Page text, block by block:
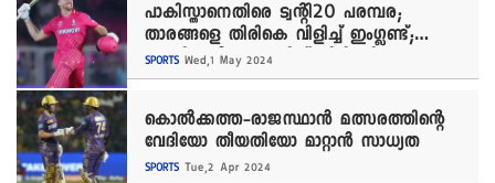
പാകിസ്താനെതിരെ ട്വന്റി20 പരമ്പര;
താരങ്ങളെ തിരികെ വിളിച്ച് ഇം​ഗ്ലണ്ട്;
ഐപിഎൽ പ്ലേഓഫിന് തിരിച്ചടിയാകും
SPORTS Wed,1 May 2024
കൊൽക്കത്ത-രാജസ്ഥാൻ മത്സരത്തിന്റെ
വേദിയോ തീയതിയോ മാറ്റാൻ സാധ്യത
SPORTS Tue,2 Apr 2024